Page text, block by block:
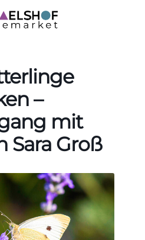
–
mit
Sara Groß